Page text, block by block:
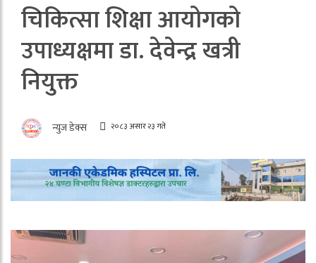
चिकित्सा शिक्षा आयोगको
उपाध्यक्षमा डा. देवेन्द्र खत्री
नियुक्त
न्युज डेक्स २०८३ असार २३ गते